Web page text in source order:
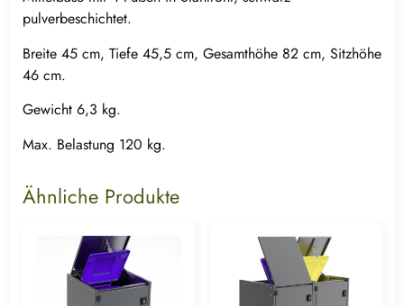
pulverbeschichtet.
Breite 45 cm, Tiefe 45,5 cm, Gesamthöhe 82 cm, Sitzhöhe
46 cm.
Gewicht 6,3 kg.
Max. Belastung 120 kg.
Ähnliche Produkte